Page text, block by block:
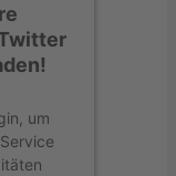
um